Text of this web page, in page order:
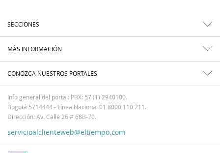
SECCIONES
MÁS INFORMACIÓN
CONOZCA NUESTROS PORTALES
Info general del portal: PBX: 57 (1) 2940100.
Bogotá 5714444 - Línea Nacional 01 8000 110 211.
Dirección: Av. Calle 26 # 68B-70.
servicioalclienteweb@eltiempo.com